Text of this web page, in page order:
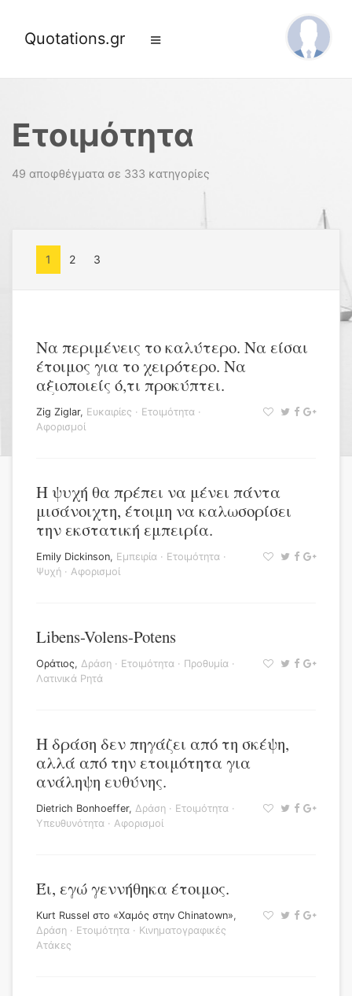
Quotations.gr
Ετοιμότητα
49 αποφθέγματα σε 333 κατηγορίες
1 2 3
Να περιμένεις το καλύτερο. Να είσαι
έτοιμος για το χειρότερο. Να
αξιοποιείς ό,τι προκύπτει.
Zig Ziglar, Ευκαιρίες · Ετοιμότητα ·
Αφορισμοί
Η ψυχή θα πρέπει να μένει πάντα
μισάνοιχτη, έτοιμη να καλωσορίσει
την εκστατική εμπειρία.
Emily Dickinson, Εμπειρία · Ετοιμότητα ·
Ψυχή · Αφορισμοί
Libens-Volens-Potens
Οράτιος, Δράση · Ετοιμότητα · Προθυμία ·
Λατινικά Ρητά
Η δράση δεν πηγάζει από τη σκέψη,
αλλά από την ετοιμότητα για
ανάληψη ευθύνης.
Dietrich Bonhoeffer, Δράση · Ετοιμότητα ·
Υπευθυνότητα · Αφορισμοί
Έι, εγώ γεννήθηκα έτοιμος.
Kurt Russel στο «Χαμός στην Chinatown»,
Δράση · Ετοιμότητα · Κινηματογραφικές
Ατάκες